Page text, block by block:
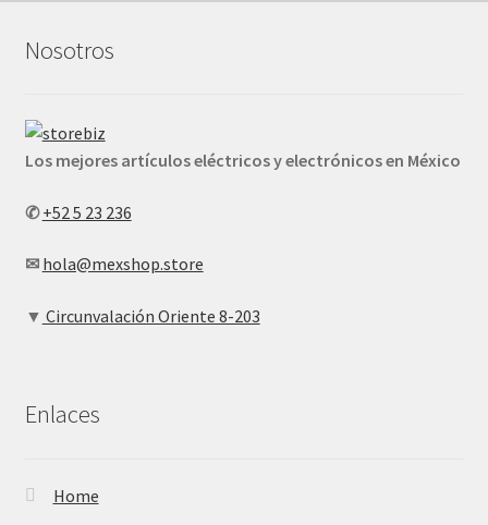
Nosotros
Los mejores artículos eléctricos y electrónicos en México
✆ +52 5 23 236
✉ hola@mexshop.store
▼ Circunvalación Oriente 8-203
Enlaces
Home